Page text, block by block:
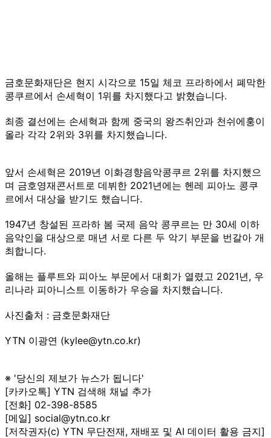
금호문화재단은 현지 시각으로 15일 체코 프라하에서 폐막한
콩쿠르에서 손세혁이 1위를 차지했다고 밝혔습니다.
최종 결선에는 손세혁과 함께 중국의 왕즈취안과 천쉬에훙이
올라 각각 2위와 3위를 차지했습니다.
앞서 손세혁은 2019년 이화경향음악콩쿠르 2위를 차지했으
며 금호영재콘서트로 데뷔한 2021년에는 헨레 피아노 콩쿠
르에서 대상을 받기도 했습니다.
1947년 창설된 프라하 봄 국제 음악 콩쿠르는 만 30세 이하
음악인을 대상으로 매년 서로 다른 두 악기 부문을 번갈아 개
최합니다.
올해는 플루트와 피아노 부문에서 대회가 열렸고 2021년, 우
리나라 피아니스트 이동하가 우승을 차지했습니다.
사진출처 : 금호문화재단
YTN 이광연 (kylee@ytn.co.kr)
※ '당신의 제보가 뉴스가 됩니다'
[카카오톡] YTN 검색해 채널 추가
[전화] 02-398-8585
[메일] social@ytn.co.kr
[저작권자(c) YTN 무단전재, 재배포 및 AI 데이터 활용 금지]